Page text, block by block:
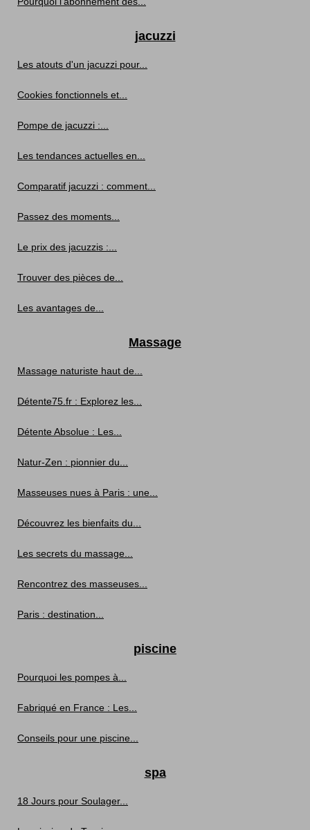
jacuzzi
Les atouts d'un jacuzzi pour...
Cookies fonctionnels et...
Pompe de jacuzzi :...
Les tendances actuelles en...
Comparatif jacuzzi : comment...
Passez des moments...
Le prix des jacuzzis :...
Trouver des pièces de...
Les avantages de...
Massage
Massage naturiste haut de...
Détente75.fr : Explorez les...
Détente Absolue : Les...
Natur-Zen : pionnier du...
Masseuses nues à Paris : une...
Découvrez les bienfaits du...
Les secrets du massage...
Rencontrez des masseuses...
Paris : destination...
piscine
Pourquoi les pompes à...
Fabriqué en France : Les...
Conseils pour une piscine...
spa
18 Jours pour Soulager...